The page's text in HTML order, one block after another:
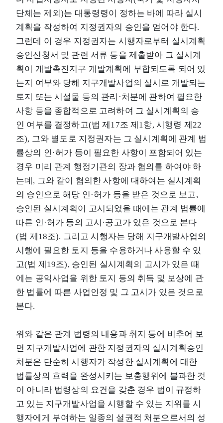
단체는 제외)는 대통령령이 정하는 바에 따라 실시
계획을 작성하여 지정권자의 승인을 얻어야 한다.
그런데 이 경우 지정권자는 시행자로부터 실시계획
승인신청서 및 관련 서류 등을 제출받아 그 실시계
획이 개발촉진지구 개발계획에 부합되도록 되어 있
는지 여부와 당해 지구개발사업의 실시로 개발되는
토지 또는 시설물 등의 관리·처분에 관하여 필요한
사항 등을 종합적으로 고려하여 그 실시계획의 승
인 여부를 결정하고(법 제17조 제1항, 시행령 제22
조), 그와 별도로 지정권자는 그 실시계획에 관계 법
률상의 인·허가 등이 필요한 사항이 포함되어 있는
경우 미리 관계 행정기관의 장과 협의를 하여야 하
는데, 그와 같이 협의한 사항에 대하여는 실시계획
의 승인으로 해당 인·허가 등을 받은 것으로 보고,
승인된 실시계획이 고시되었을 때에는 관계 법률에
따른 인·허가 등의 고시·공고가 있은 것으로 본다
(법 제18조). 그리고 시행자는 당해 지구개발사업의
시행에 필요한 토지 등을 수용하거나 사용할 수 있
고(법 제19조), 승인된 실시계획의 고시가 있은 때
에는 공익사업을 위한 토지 등의 취득 및 보상에 관
한 법률에 따른 사업인정 및 그 고시가 있은 것으로
본다.
위와 같은 관계 법령의 내용과 취지 등에 비추어 보
면 지구개발사업에 관한 지정권자의 실시계획승인
처분은 단순히 시행자가 작성한 실시계획에 대한
법률상의 효력을 완성시키는 보충행위에 불과한 것
이 아니라 법령상의 요건을 갖춘 경우 법이 규정하
고 있는 지구개발사업을 시행할 수 있는 지위를 시
행자에게 부여하는 일종의 설권적 처분으로서의 성